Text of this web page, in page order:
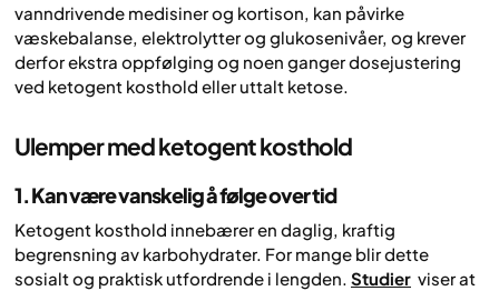
vanndrivende medisiner og kortison, kan påvirke
væskebalanse, elektrolytter og glukosenivåer, og krever
derfor ekstra oppfølging og noen ganger dosejustering
ved ketogent kosthold eller uttalt ketose.
Ulemper med ketogent kosthold
1. Kan være vanskelig å følge over tid
Ketogent kosthold innebærer en daglig, kraftig
begrensning av karbohydrater. For mange blir dette
sosialt og praktisk utfordrende i lengden. Studier viser at